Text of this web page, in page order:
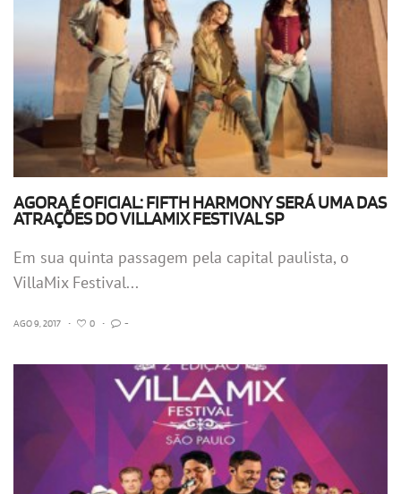
AGORA É OFICIAL: FIFTH HARMONY SERÁ UMA DAS
ATRAÇÕES DO VILLAMIX FESTIVAL SP
Em sua quinta passagem pela capital paulista, o
VillaMix Festival...
AGO 9, 2017 • 0 • -